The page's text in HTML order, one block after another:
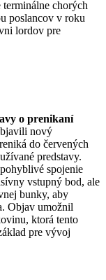
chorých
poslancov v roku
lordov pre
o prenikaní
nový
do červených
predstavy.
spojenie
vstupný bod, ale
bunky, aby
Objav umožnil
ktorá tento
pre vývoj